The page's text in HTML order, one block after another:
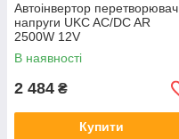
Автоінвертор перетворювач
напруги UKC AC/DC AR
2500W 12V
В наявності
2 484 ₴
Купити